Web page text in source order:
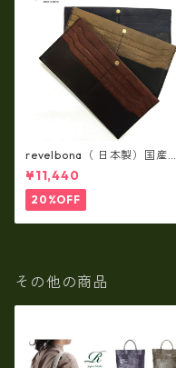
revelbona（ 日本製）国産牛
革製・お札入れ ロングウォ
レット rl-001
¥11,440
20%OFF
その他の商品